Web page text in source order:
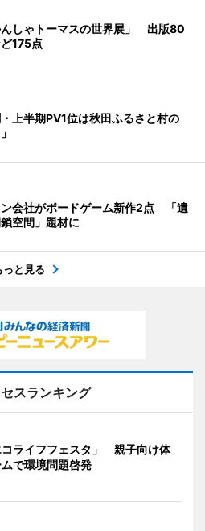
しゃトーマスの世界展」 出版80
175点
上半期PV1位は秋田ふるさと村の
会社がボードゲーム新作2点 「遺
空間」題材に
っと見る
スランキング
コライフフェスタ」 親子向け体
で環境問題啓発